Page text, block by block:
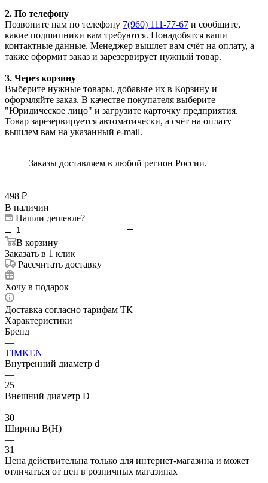
2. По телефону
Позвоните нам по телефону 7(960) 111-77-67 и сообщите,
какие подшипники вам требуются. Понадобятся ваши
контактные данные. Менеджер вышлет вам счёт на оплату, а
также оформит заказ и зарезервирует нужный товар.
3. Через корзину
Выберите нужные товары, добавьте их в Корзину и
оформляйте заказ. В качестве покупателя выберите
"Юридическое лицо" и загрузите карточку предприятия.
Товар зарезервируется автоматически, а счёт на оплату
вышлем вам на указанный e-mail.
Заказы доставляем в любой регион России.
498 ₽
В наличии
Нашли дешевле?
В корзину
Заказать в 1 клик
Рассчитать доставку
Хочу в подарок
Доставка согласно тарифам ТК
Характеристики
Бренд
—
TIMKEN
Внутренний диаметр d
—
25
Внешний диаметр D
—
30
Ширина B(H)
—
31
Цена действительна только для интернет-магазина и может
отличаться от цен в розничных магазинах